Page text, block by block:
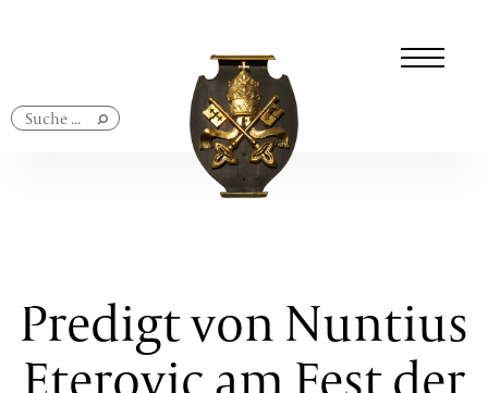
Predigt von Nuntius
Eterovic am Fest der